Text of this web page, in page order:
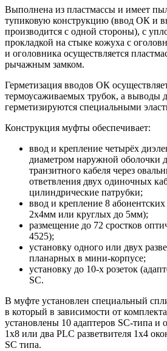
Выполнена из пластмассы и имеет
тупиковую конструкцию (ввод ОК и
производится с одной стороны), с
прокладкой на стыке кожуха с
и оголовника осуществляется
рычажным замком.
Герметизация вводов ОК
термоусаживаемых трубок, а выводы
герметизируются специальными
Конструкция муфты обеспечивает:
ввод и крепление четырёх
диаметром наружной оболочки
транзитного кабеля через
ответвления двух одиночных
цилиндрические патрубки;
ввод и крепление 8
2х4мм или круглых до 5мм);
размещение до 72 сростков
4525);
установку одного или двух
планарных в мини-корпусе;
установку до 10-х розеток
SC.
В муфте установлен специальный
в который в зависимости от
установлены 10 адаптеров SC-типа и
1х8 или два PLC разветвителя 1х4
SC типа.